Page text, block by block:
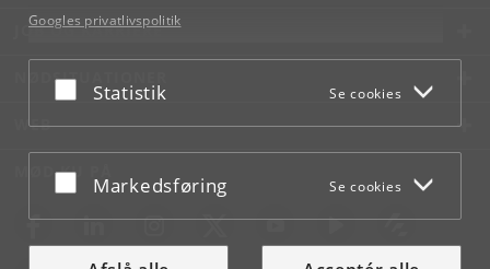
Googles privatlivspolitik
Acceptér eller afslå
Statistik Se cookies
Acceptér eller afslå
Markedsføring Se cookies
JOB OG KARRIERE
NØDSITUATIONER
WEB
MØD KU PÅ